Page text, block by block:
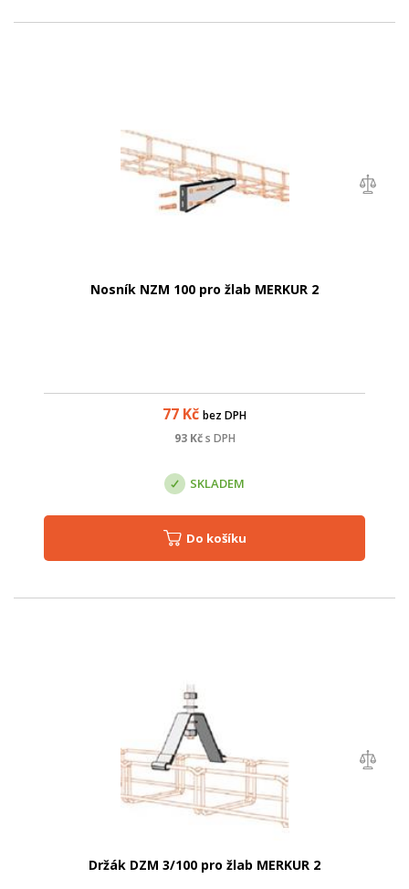
Nosník NZM 100 pro žlab MERKUR 2
77 Kč bez DPH
93Kč s DPH
SKLADEM
Do košíku
Držák DZM 3/100 pro žlab MERKUR 2